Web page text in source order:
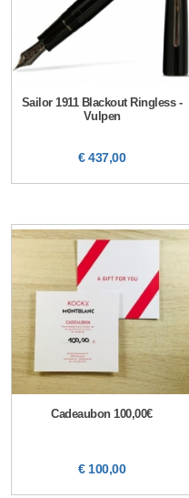
Sailor 1911 Blackout Ringless -
Vulpen
€ 437,00
Cadeaubon 100,00€
€ 100,00